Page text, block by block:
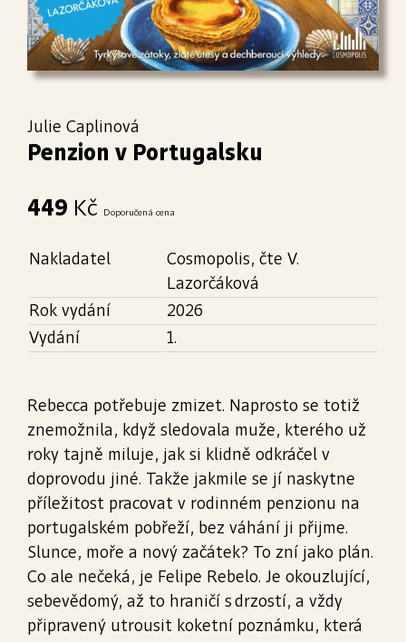
Julie Caplinová
Penzion v Portugalsku
449 Kč Doporučená cena
Nakladatel
Cosmopolis, čte V.
Lazorčáková
Rok vydání
2026
Vydání
1.
Rebecca potřebuje zmizet. Naprosto se totiž
znemožnila, když sledovala muže, kterého už
roky tajně miluje, jak si klidně odkráčel v
doprovodu jiné. Takže jakmile se jí naskytne
příležitost pracovat v rodinném penzionu na
portugalském pobřeží, bez váhání ji přijme.
Slunce, moře a nový začátek? To zní jako plán.
Co ale nečeká, je Felipe Rebelo. Je okouzlující,
sebevědomý, až to hraničí s drzostí, a vždy
připravený utrousit koketní poznámku, která